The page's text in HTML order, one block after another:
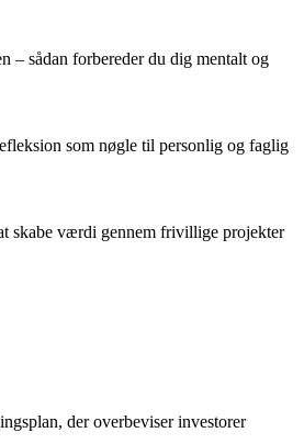
– sådan forbereder du dig mentalt og
som nøgle til personlig og faglig
skabe værdi gennem frivillige projekter
der overbeviser investorer